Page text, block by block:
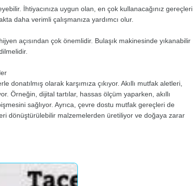
İhtiyacınıza uygun olan, en çok kullanacağınız gereçleri
daha verimli çalışmanıza yardımcı olur.
açısından çok önemlidir. Bulaşık makinesinde yıkanabilir
olarak karşımıza çıkıyor. Akıllı mutfak aletleri,
Örneğin, dijital tartılar, hassas ölçüm yaparken, akıllı
sağlıyor. Ayrıca, çevre dostu mutfak gereçleri de
dönüştürülebilir malzemelerden üretiliyor ve doğaya zarar